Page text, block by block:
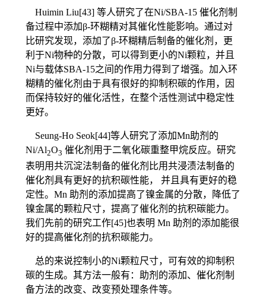
Huimin Liu[43] 等人研究了在Ni/SBA-15 催化剂制
备过程中添加β-环糊精对其催化性能影响。通过对
比研究发现，添加了β-环糊精后制备的催化剂，更
利于Ni物种的分散，可以得到更小的Ni颗粒，并且
Ni与载体SBA-15之间的作用力得到了增强。加入环
糊精的催化剂由于具有很好的抑制积碳的作用，因
而保持较好的催化活性，在整个活性测试中稳定性
更好。
Seung-Ho Seok[44]等人研究了添加Mn助剂的
Ni/Al2O3 催化剂用于二氧化碳重整甲烷反应。研究
表明用共沉淀法制备的催化剂比用共浸渍法制备的
催化剂具有更好的抗积碳性能， 并且具有更好的稳
定性。Mn 助剂的添加提高了镍金属的分散，降低了
镍金属的颗粒尺寸，提高了催化剂的抗积碳能力。
我们先前的研究工作[45]也表明 Mn 助剂的添加能很
好的提高催化剂的抗积碳能力。
总的来说控制小的Ni颗粒尺寸，可有效的抑制积
碳的生成。其方法一般有：助剂的添加、催化剂制
备方法的改变、改变预处理条件等。